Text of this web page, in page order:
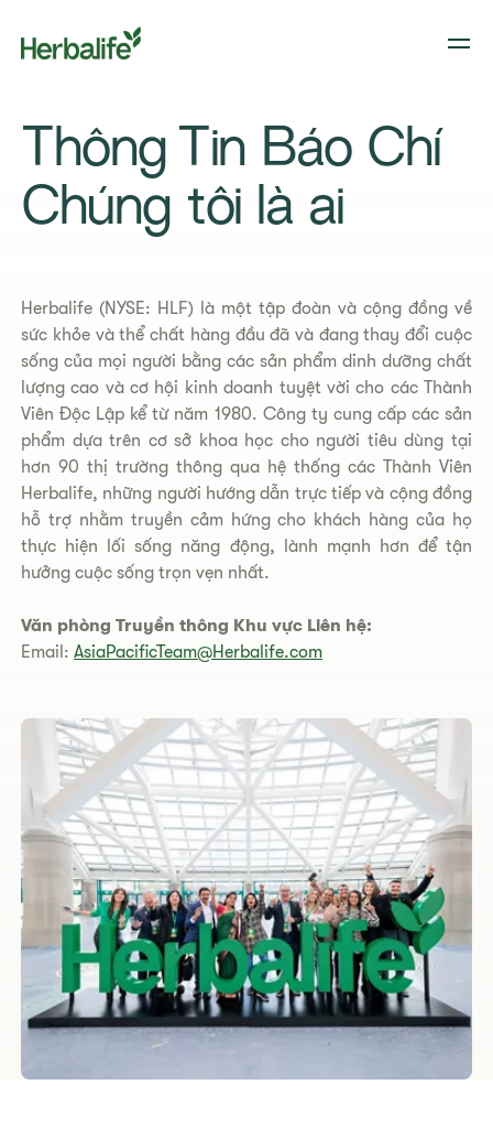
Thông Tin Báo Chí
​​Chúng tôi là ai​
Herbalife (NYSE: HLF) là một tập đoàn và cộng đồng về
sức khỏe và thể chất hàng đầu đã và đang thay đổi cuộc
sống của mọi người bằng các sản phẩm dinh dưỡng chất
lượng cao và cơ hội kinh doanh tuyệt vời cho các Thành
Viên Độc Lập kể từ năm 1980. Công ty cung cấp các sản
phẩm dựa trên cơ sở khoa học cho người tiêu dùng tại
hơn 90 thị trường thông qua hệ thống các Thành Viên
Herbalife, những người hướng dẫn trực tiếp và cộng đồng
hỗ trợ nhằm truyền cảm hứng cho khách hàng của họ
thực hiện lối sống năng động, lành mạnh hơn để tận
hưởng cuộc sống trọn vẹn nhất.
Văn phòng Truyền thông Khu vực Liên hệ:
Email:AsiaPacificTeam@Herbalife.com